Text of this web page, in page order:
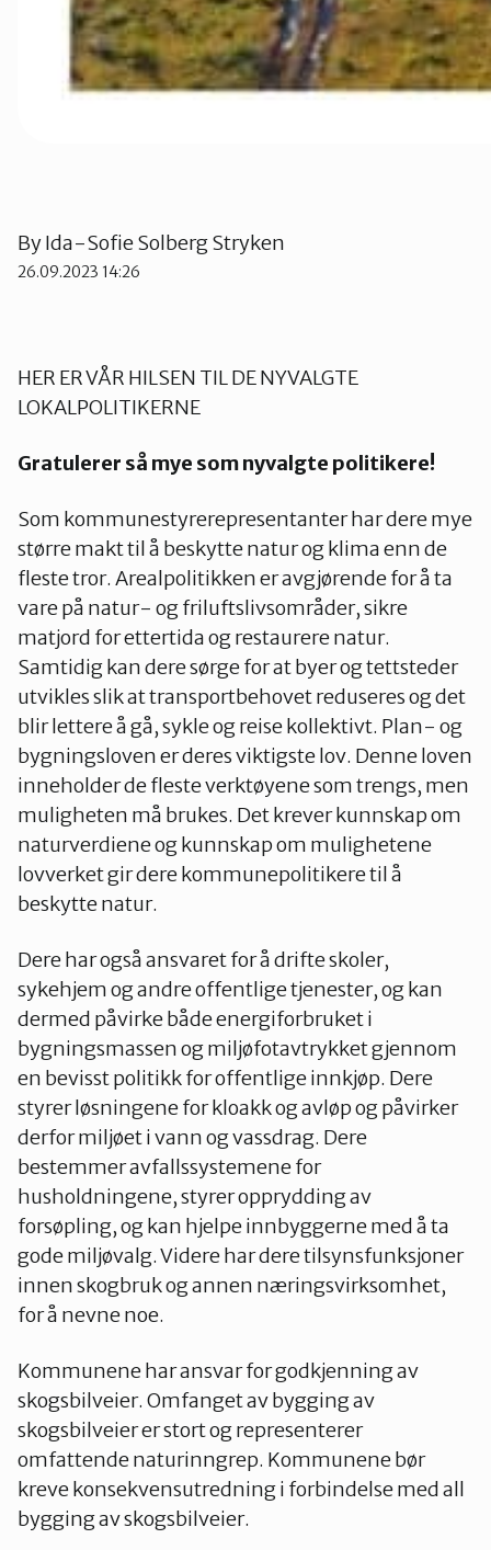
ByIda-Sofie Solberg Stryken
26.09.2023 14:26
HER ER VÅR HILSEN TIL DE NYVALGTE
LOKALPOLITIKERNE
Gratulerer så mye som nyvalgte politikere!
Som kommunestyrerepresentanter har dere mye
større makt til å beskytte natur og klima enn de
fleste tror. Arealpolitikken er avgjørende for å ta
vare på natur- og friluftslivsområder, sikre
matjord for ettertida og restaurere natur.
Samtidig kan dere sørge for at byer og tettsteder
utvikles slik at transportbehovet reduseres og det
blir lettere å gå, sykle og reise kollektivt. Plan- og
bygningsloven er deres viktigste lov. Denne loven
inneholder de fleste verktøyene som trengs, men
muligheten må brukes. Det krever kunnskap om
naturverdiene og kunnskap om mulighetene
lovverket gir dere kommunepolitikere til å
beskytte natur.
Dere har også ansvaret for å drifte skoler,
sykehjem og andre offentlige tjenester, og kan
dermed påvirke både energiforbruket i
bygningsmassen og miljøfotavtrykket gjennom
en bevisst politikk for offentlige innkjøp. Dere
styrer løsningene for kloakk og avløp og påvirker
derfor miljøet i vann og vassdrag. Dere
bestemmer avfallssystemene for
husholdningene, styrer opprydding av
forsøpling, og kan hjelpe innbyggerne med å ta
gode miljøvalg. Videre har dere tilsynsfunksjoner
innen skogbruk og annen næringsvirksomhet,
for å nevne noe.
Kommunene har ansvar for godkjenning av
skogsbilveier. Omfanget av bygging av
skogsbilveier er stort og representerer
omfattende naturinngrep. Kommunene bør
kreve konsekvensutredning i forbindelse med all
bygging av skogsbilveier.